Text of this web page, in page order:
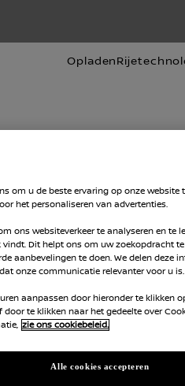
Opladen
van
elektrische MICRA
De accu levert
om u de beste ervaring op onze website
het personaliseren van advertenties.
ons websiteverkeer te analyseren en te
vindt. Dit helpt ons om uw zoekopdracht
aanbevelingen te doen. We delen deze
onze communicatie relevanter voor u is.
aanpassen door hieronder te klikken
door te klikken naar het gedeelte over
zie ons cookiebeleid.
Alle cookies accepteren